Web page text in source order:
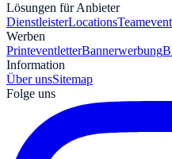
Lösungen für Anbieter
DienstleisterLocations
Werben
PrinteventletterBannerwerbung
Information
Über unsSitemap
Folge uns